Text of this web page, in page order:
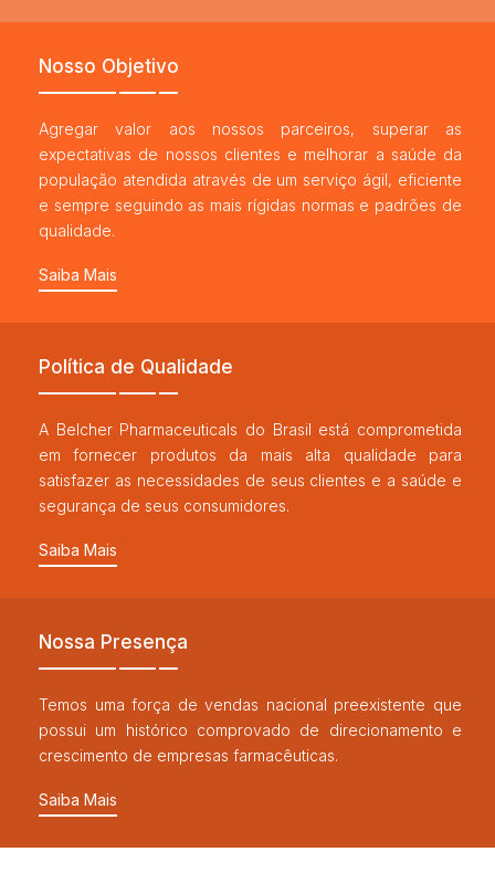
Nosso Objetivo
Agregar valor aos nossos parceiros, superar as
expectativas de nossos clientes e melhorar a saúde da
população atendida através de um serviço ágil, eficiente
e sempre seguindo as mais rígidas normas e padrões de
qualidade.
Saiba Mais
Política de Qualidade
A Belcher Pharmaceuticals do Brasil está comprometida
em fornecer produtos da mais alta qualidade para
satisfazer as necessidades de seus clientes e a saúde e
segurança de seus consumidores.
Saiba Mais
Nossa Presença
Temos uma força de vendas nacional preexistente que
possui um histórico comprovado de direcionamento e
crescimento de empresas farmacêuticas.
Saiba Mais